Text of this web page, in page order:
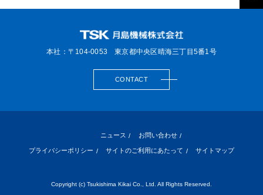
本社：〒104-0053東京都中央区晴海三丁目5番1号
CONTACT
ニュース お問い合わせ
プライバシーポリシー サイトのご利用にあたって サイトマップ
Copyright (c) Tsukishima Kikai Co., Ltd. All Rights Reserved.